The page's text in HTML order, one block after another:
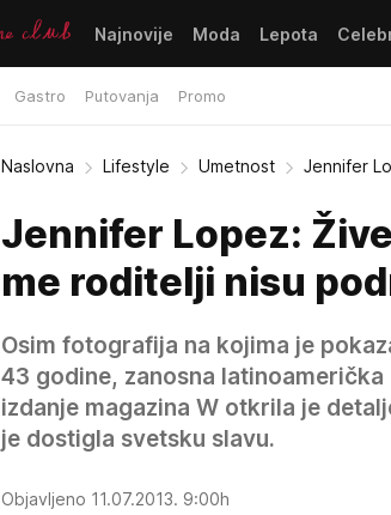
Najnovije Moda Lepota
Gastro Putovanja Promo
Naslovna Lifestyle Umetnost Jennifer
Jennifer Lopez:
me roditelji nisu
Osim fotografija na kojima je
43 godine, zanosna
izdanje magazina W otkrila je
je dostigla svetsku slavu.
Objavljeno 11.07.2013. 9:00h